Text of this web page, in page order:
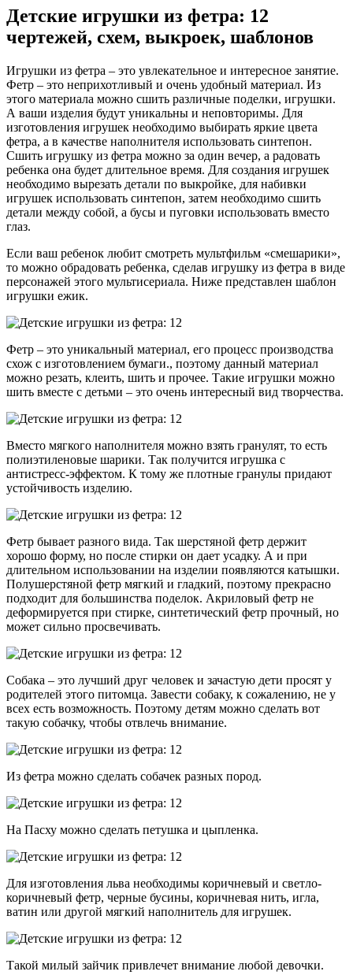
Детские игрушки из фетра: 12
чертежей, схем, выкроек, шаблонов
Игрушки из фетра – это увлекательное и интересное занятие.
Фетр – это неприхотливый и очень удобный материал. Из
этого материала можно сшить различные поделки, игрушки.
А ваши изделия будут уникальны и неповторимы. Для
изготовления игрушек необходимо выбирать яркие цвета
фетра, а в качестве наполнителя использовать синтепон.
Сшить игрушку из фетра можно за один вечер, а радовать
ребенка она будет длительное время. Для создания игрушек
необходимо вырезать детали по выкройке, для набивки
игрушек использовать синтепон, затем необходимо сшить
детали между собой, а бусы и пуговки использовать вместо
глаз.
Если ваш ребенок любит смотреть мультфильм «смешарики»,
то можно обрадовать ребенка, сделав игрушку из фетра в виде
персонажей этого мультисериала. Ниже представлен шаблон
игрушки ежик.
Фетр – это уникальный материал, его процесс производства
схож с изготовлением бумаги., поэтому данный материал
можно резать, клеить, шить и прочее. Такие игрушки можно
шить вместе с детьми – это очень интересный вид творчества.
Вместо мягкого наполнителя можно взять гранулят, то есть
полиэтиленовые шарики. Так получится игрушка с
антистресс-эффектом. К тому же плотные гранулы придают
устойчивость изделию.
Фетр бывает разного вида. Так шерстяной фетр держит
хорошо форму, но после стирки он дает усадку. А и при
длительном использовании на изделии появляются катышки.
Полушерстяной фетр мягкий и гладкий, поэтому прекрасно
подходит для большинства поделок. Акриловый фетр не
деформируется при стирке, синтетический фетр прочный, но
может сильно просвечивать.
Собака – это лучший друг человек и зачастую дети просят у
родителей этого питомца. Завести собаку, к сожалению, не у
всех есть возможность. Поэтому детям можно сделать вот
такую собачку, чтобы отвлечь внимание.
Из фетра можно сделать собачек разных пород.
На Пасху можно сделать петушка и цыпленка.
Для изготовления льва необходимы коричневый и светло-
коричневый фетр, черные бусины, коричневая нить, игла,
ватин или другой мягкий наполнитель для игрушек.
Такой милый зайчик привлечет внимание любой девочки.